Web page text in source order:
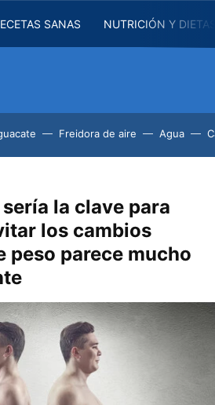
SANAS NUTRICIÓN Y
Freidora de aire Agua
la clave para
los cambios
peso parece mucho